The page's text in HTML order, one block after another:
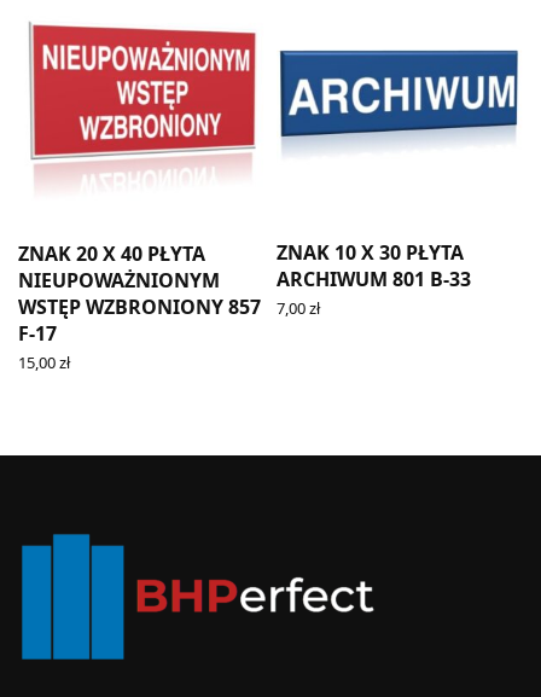
ZNAK 20 X 40 PŁYTA
NIEUPOWAŻNIONYM
WSTĘP WZBRONIONY 857
F-17
15,00zł
ZNAK 10 X 30 PŁYTA
ARCHIWUM 801 B-33
7,00zł